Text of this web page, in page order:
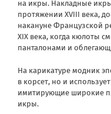
на икры. Накладные
протяжении XVIII века,
накануне Французской
XIX века, когда кюлоты
панталонами и
На карикатуре модник
в корсет, но и
имитирующие широкие
икры.